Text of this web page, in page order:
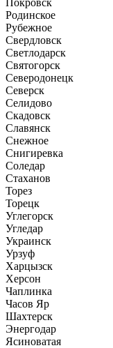
Покровск
Родинское
Рубежное
Свердловск
Светлодарск
Святогорск
Северодонецк
Северск
Селидово
Скадовск
Славянск
Снежное
Снигиревка
Соледар
Стаханов
Торез
Торецк
Углегорск
Угледар
Украинск
Урзуф
Харцызск
Херсон
Чаплинка
Часов Яр
Шахтерск
Энергодар
Ясиноватая